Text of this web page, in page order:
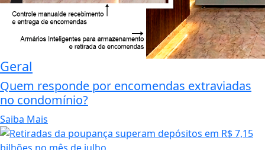
Geral
Quem responde por encomendas extraviadas
no condomínio?
Saiba Mais